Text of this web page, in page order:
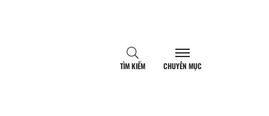
TÌM KIẾM CHUYÊN MỤC